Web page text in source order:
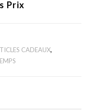
Prix
CADEAUX,